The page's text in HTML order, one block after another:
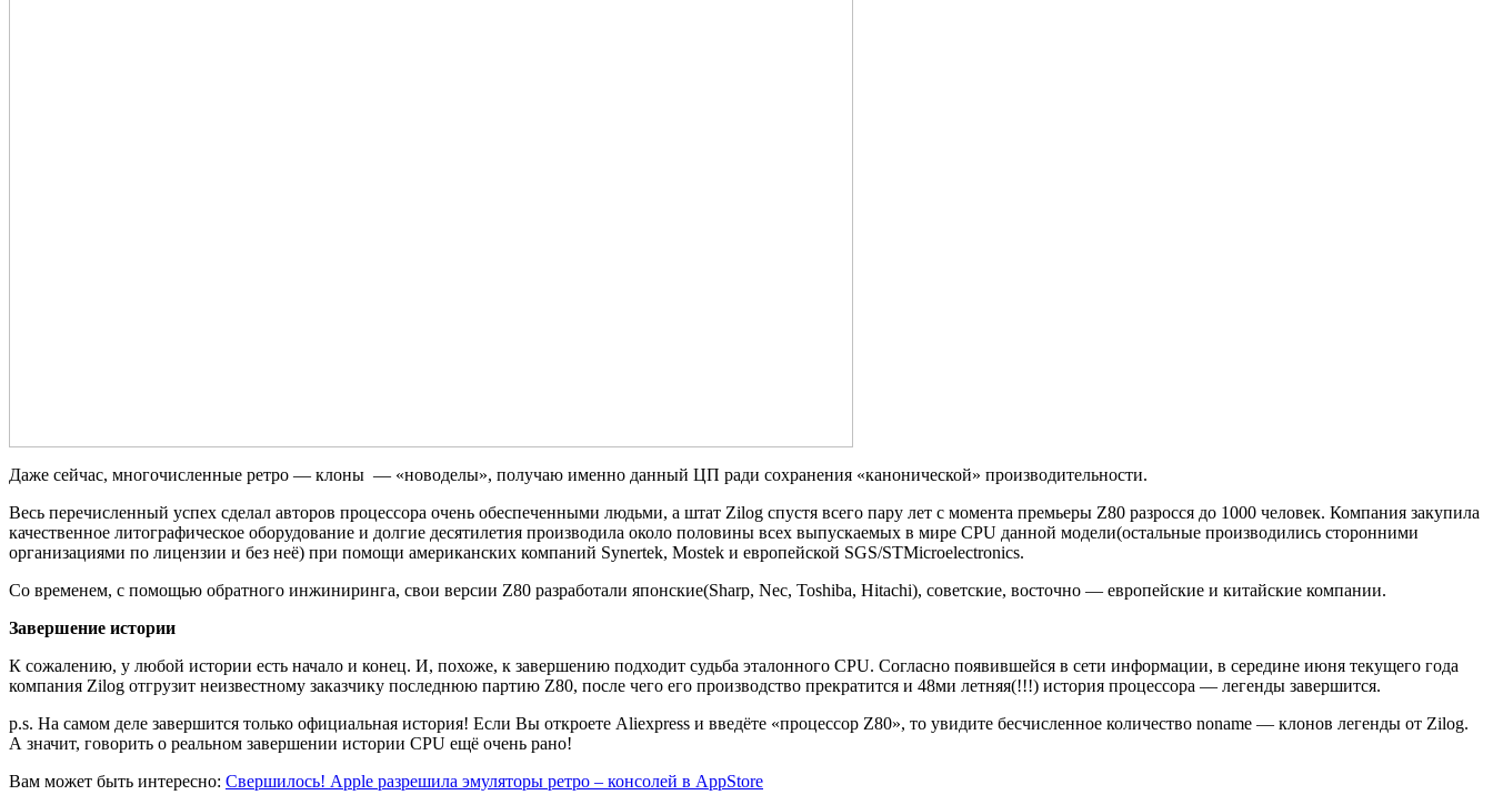
Даже сейчас, многочисленные ретро — клоны — «новоделы», получаю именно данный ЦП ради сохранения «канонической» производительности.
Весь перечисленный успех сделал авторов процессора очень обеспеченными людьми, а штат Zilog спустя всего пару лет с момента премьеры Z80 разросся до 1000 человек. Компания закупила
качественное литографическое оборудование и долгие десятилетия производила около половины всех выпускаемых в мире CPU данной модели(остальные производились сторонними
организациями по лицензии и без неё) при помощи американских компаний Synertek, Mostek и европейской SGS/STMicroelectronics.
Со временем, с помощью обратного инжиниринга, свои версии Z80 разработали японские(Sharp, Nec, Toshiba, Hitachi), советские, восточно — европейские и китайские компании.
Завершение истории
К сожалению, у любой истории есть начало и конец. И, похоже, к завершению подходит судьба эталонного CPU. Согласно появившейся в сети информации, в середине июня текущего года
компания Zilog отгрузит неизвестному заказчику последнюю партию Z80, после чего его производство прекратится и 48ми летняя(!!!) история процессора — легенды завершится.
p.s. На самом деле завершится только официальная история! Если Вы откроете Aliexpress и введёте «процессор Z80», то увидите бесчисленное количество noname — клонов легенды от Zilog.
А значит, говорить о реальном завершении истории CPU ещё очень рано!
Вам может быть интересно: Свершилось! Apple разрешила эмуляторы ретро – консолей в AppStore